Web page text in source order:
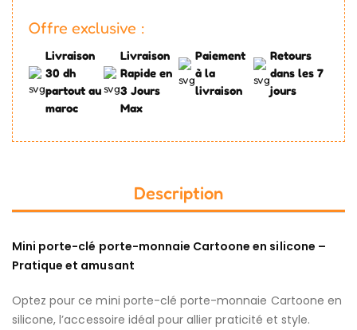
Offre exclusive :
Livraison
30 dh
partout au
maroc
Livraison
Rapide en
3 Jours
Max
Paiement
à la
livraison
Retours
dans les 7
jours
Description
Mini porte-clé porte-monnaie Cartoone en silicone –
Pratique et amusant
Optez pour ce mini porte-clé porte-monnaie Cartoone en
silicone, l’accessoire idéal pour allier praticité et style.